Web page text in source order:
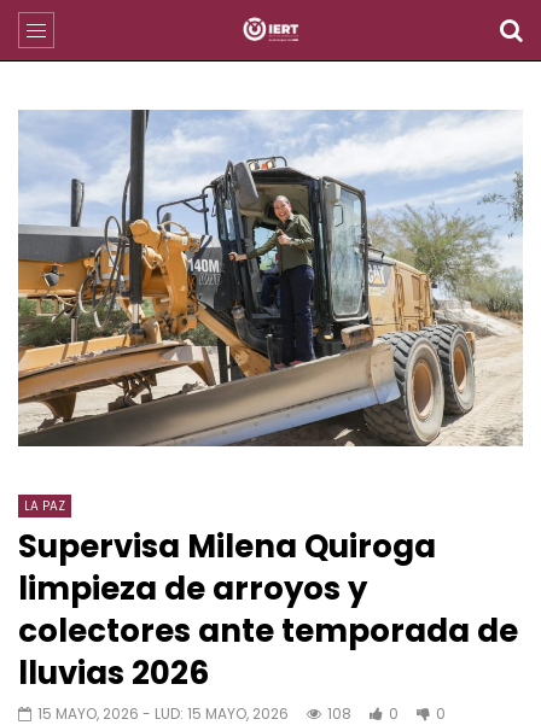
LA PAZ
Supervisa Milena Quiroga
limpieza de arroyos y
colectores ante temporada de
lluvias 2026
15 MAYO, 2026 - LUD: 15 MAYO, 2026 108 0 0